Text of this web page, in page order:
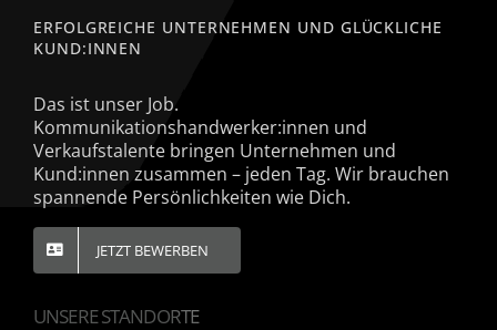
ERFOLGREICHE UNTERNEHMEN UND GLÜCKLICHE
KUND:INNEN
Das ist unser Job.
Kommunikationshandwerker:innen und
Verkaufstalente bringen Unternehmen und
Kund:innen zusammen – jeden Tag. Wir brauchen
spannende Persönlichkeiten wie Dich.
JETZT BEWERBEN
UNSERE STANDORTE